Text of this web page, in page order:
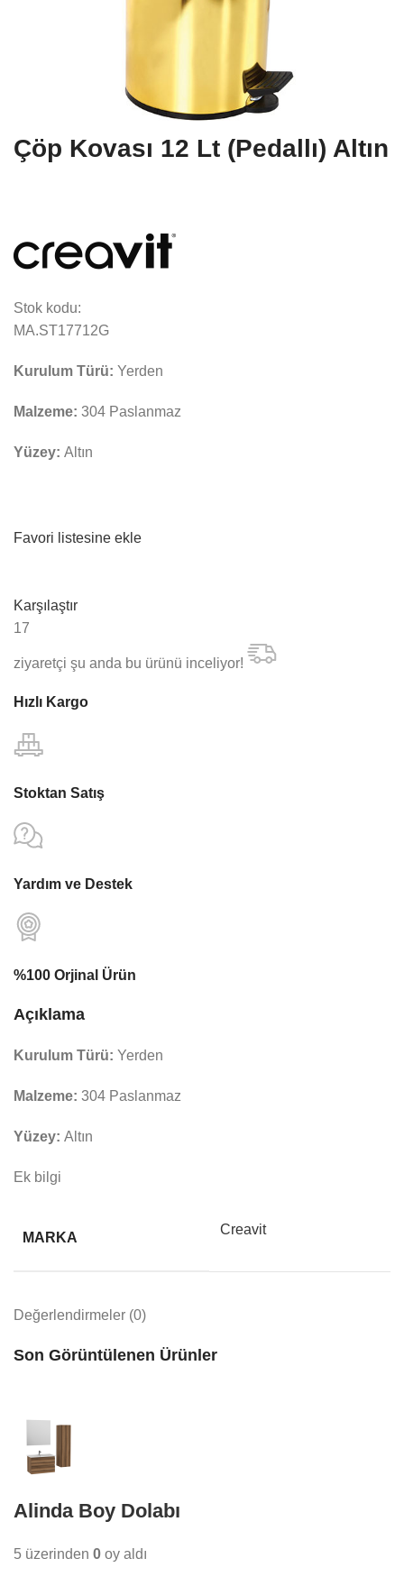
Çöp Kovası 12 Lt (Pedallı) Altın
Stok kodu:
MA.ST17712G
Kurulum Türü: Yerden
Malzeme: 304 Paslanmaz
Yüzey: Altın
Favori listesine ekle
Karşılaştır
17
ziyaretçi şu anda bu ürünü inceliyor!
Hızlı Kargo
Stoktan Satış
Yardım ve Destek
%100 Orjinal Ürün
Açıklama
Kurulum Türü: Yerden
Malzeme: 304 Paslanmaz
Yüzey: Altın
Ek bilgi
MARKA
Creavit
Değerlendirmeler (0)
Son Görüntülenen Ürünler
Alinda Boy Dolabı
5 üzerinden 0 oy aldı